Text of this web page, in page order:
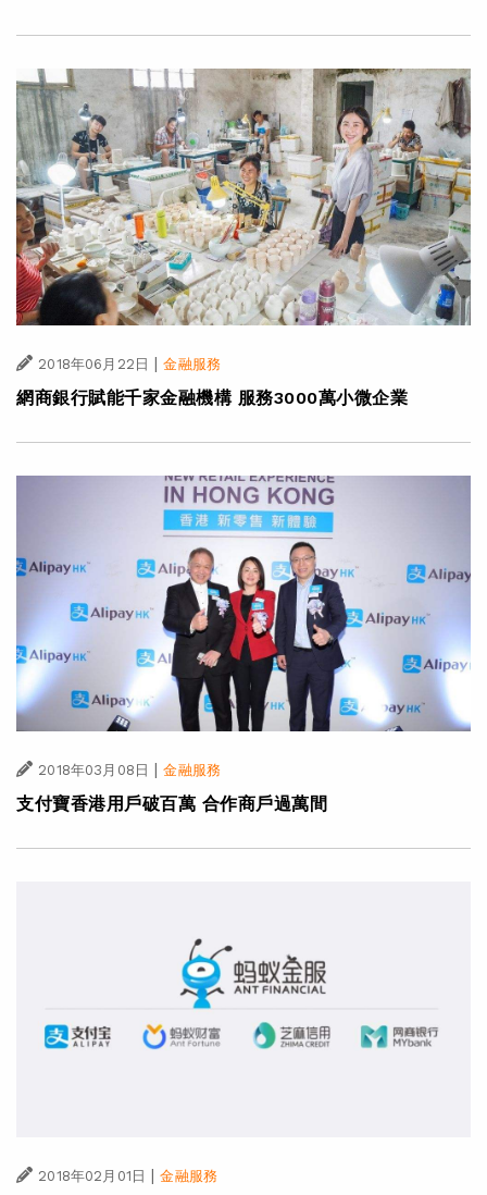
2018年06月22日 | 金融服務
網商銀行賦能千家金融機構 服務3000萬小微企業
2018年03月08日 | 金融服務
支付寶香港用戶破百萬 合作商戶過萬間
2018年02月01日 | 金融服務